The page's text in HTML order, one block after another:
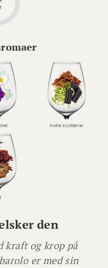
den
kraft og krop på
er med sin
Andre krydderier